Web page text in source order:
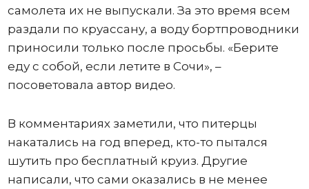
самолета их не выпускали. За это время всем
раздали по круассану, а воду бортпроводники
приносили только после просьбы. «Берите
еду с собой, если летите в Сочи», –
посоветовала автор видео.
В комментариях заметили, что питерцы
накатались на год вперед, кто-то пытался
шутить про бесплатный круиз. Другие
написали, что сами оказались в не менее